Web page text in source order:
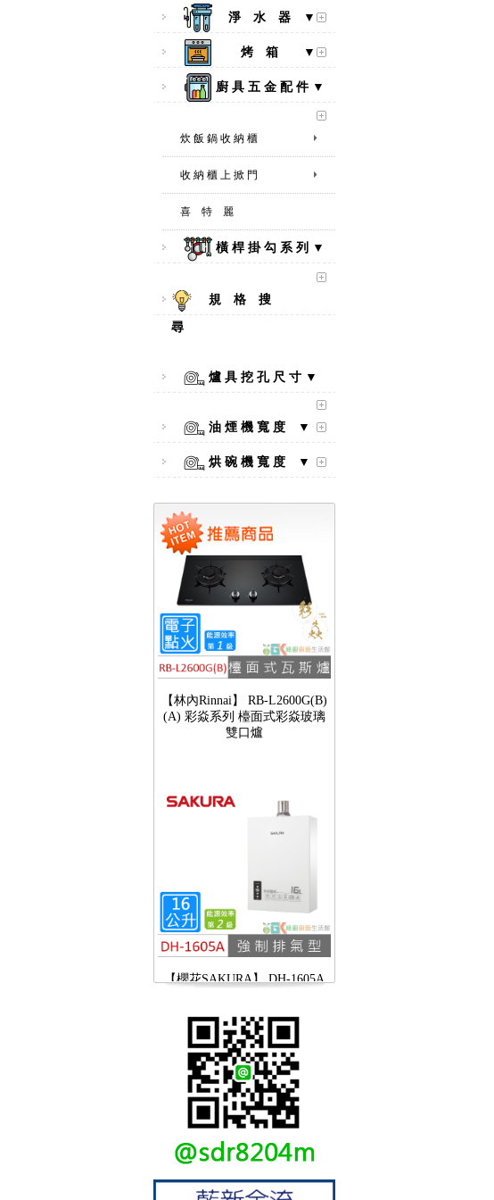
淨 水 器 ▼
烤 箱 ▼
廚 具 五 金 配 件 ▼
炊 飯 鍋 收 納 櫃
收 納 櫃 上 掀 門
喜 特 麗
橫 桿 掛 勾 系 列 ▼
規 格 搜
尋
爐 具 挖 孔 尺 寸 ▼
油 煙 機 寬 度 ▼
烘 碗 機 寬 度 ▼
【林內Rinnai】 RB-L2600S(A)
彩焱系列 檯面式彩焱不銹鋼雙
口爐
【林內Rinnai】 RB-L2600G(B)
(A) 彩焱系列 檯面式彩焱玻璃
雙口爐
【櫻花SAKURA】 DH-1605A
16公升/分 數位恆溫 LCD溫度設
定 分段火排